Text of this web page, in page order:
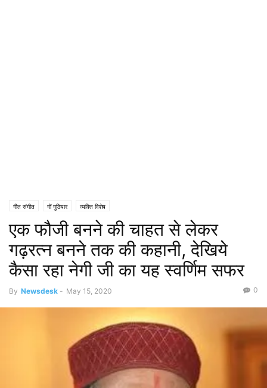
गीत संगीत गों गुठियार व्यक्ति विशेष
एक फौजी बनने की चाहत से लेकर
गढ़रत्न बनने तक की कहानी, देखिये
कैसा रहा नेगी जी का यह स्वर्णिम सफर
By Newsdesk - May 15, 2020 0